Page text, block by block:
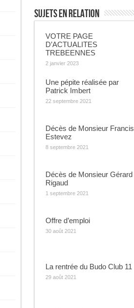
Sujets En Relation
VOTRE PAGE
D’ACTUALITES
TREBEENNES
2 janvier 2023
Une pépite réalisée par
Patrick Imbert
22 septembre 2021
Décès de Monsieur Francis
Estevez
8 septembre 2021
Décès de Monsieur Gérard
Rigaud
1 septembre 2021
Offre d’emploi
30 août 2021
La rentrée du Budo Club 11
29 août 2021